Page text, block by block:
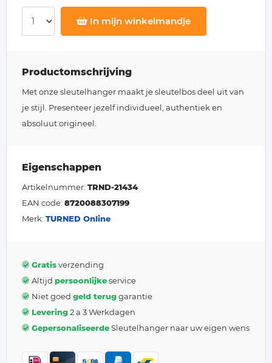
In mijn winkelmandje
Productomschrijving
Met onze sleutelhanger maakt je sleutelbos deel uit van
je stijl. Presenteer jezelf individueel, authentiek en
absoluut origineel.
Eigenschappen
Artikelnummer: TRND-21434
EAN code: 8720088307199
Merk: TURNED Online
Gratisverzending
Altijd persoonlijkeservice
Niet goed geld teruggarantie
Levering2 a 3 Werkdagen
GepersonaliseerdeSleutelhanger naar uw eigen wens